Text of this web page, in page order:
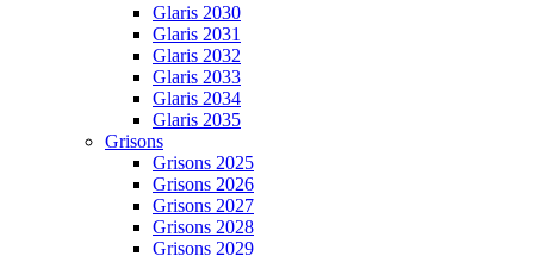
Glaris 2030
Glaris 2031
Glaris 2032
Glaris 2033
Glaris 2034
Glaris 2035
Grisons
Grisons 2025
Grisons 2026
Grisons 2027
Grisons 2028
Grisons 2029